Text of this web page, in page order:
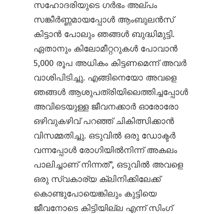
സഹോദരിയുടെ ഗർഭം അല്പം
സങ്കീർണ്ണമായപ്പോൾ ആംബുലൻസ്
കിട്ടാൻ പോലും ഞങ്ങൾ ബുദ്ധിമുട്ടി.
ഏതാനും കിലോമീറ്ററുകൾ പോവാൻ
5,000 രൂപ അധികം കിട്ടണമെന്ന് അവർ
വാശിപിടിച്ചു. എങ്ങിനെയോ അവളെ
ഞങ്ങൾ ആശുപത്രിയിലെത്തിച്ചപ്പോൾ
അവിടെയുള്ള ജീവനക്കാർ ഓരോരോ
ഒഴിവുകഴിവ് പറഞ്ഞ് ചികിത്സിക്കാൻ
വിസമ്മതിച്ചു. ഒടുവിൽ ഒരു ഡോക്ടർ
വന്നപ്പോൾ രോഗിയിൽനിന്ന് അകലം
പാലിച്ചാണ് നിന്നത്”, ഒടുവിൽ അവളെ
ഒരു സ്വകാര്യ ക്ലിനിക്കിലേക്ക്
കൊണ്ടുപോയെങ്കിലും കുട്ടിയെ
ജീവനോടെ കിട്ടിയില്ല എന്ന് സിംഗ്